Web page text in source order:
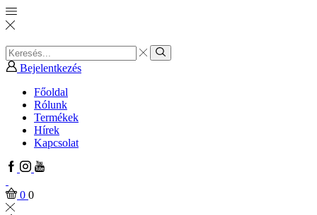
Search
input
Search
Bejelentkezés
Főoldal
Rólunk
Termékek
Hírek
Kapcsolat
Facebook
Instagram
Youtube
0 0